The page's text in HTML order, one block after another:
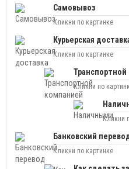
Самовывоз
Кликни по картинке
Курьерская
Кликни по картинке
Кликни по
Кликни
Банковский
Кликни по картинке